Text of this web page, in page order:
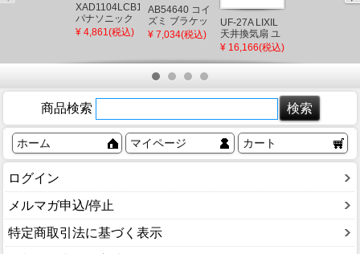
XAD1104LCB1
パナソニック
角型ダウンラ
イト ブラック
球色 調光 拡散
¥ 4,861(税込)
AB54640 コイ
ズミ ブラケッ
トライト LED
電球色 調光
似品)
¥ 7,034(税込)
UF-27A LIXIL
天井換気扇 ユ
ニットバス用
(UF-23A 後継
品)
¥ 16,166(税込)
ス L=1200
後継品)
商品検索
ホーム マイページ カート
ログイン
メルマガ申込/停止
特定商取引法に基づく表示